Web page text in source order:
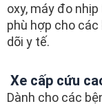
oxy, máy đo
phù hợp cho
dõi y tế.
Xe cấp cứu
Dành cho các